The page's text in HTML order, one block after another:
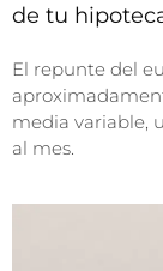
de tu
El repunte del
media variable,
al mes.